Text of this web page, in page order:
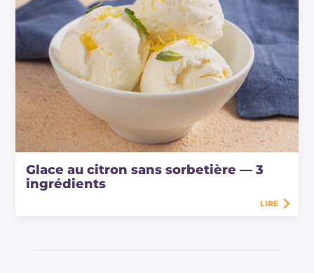
Glace au citron sans sorbetière — 3
ingrédients
LIRE